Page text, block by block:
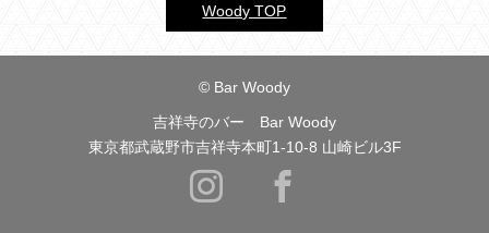
過去のブログ
Woody TOP
© Bar Woody
吉祥寺のバー Bar Woody
東京都武蔵野市吉祥寺本町1-10-8 山崎ビル3F